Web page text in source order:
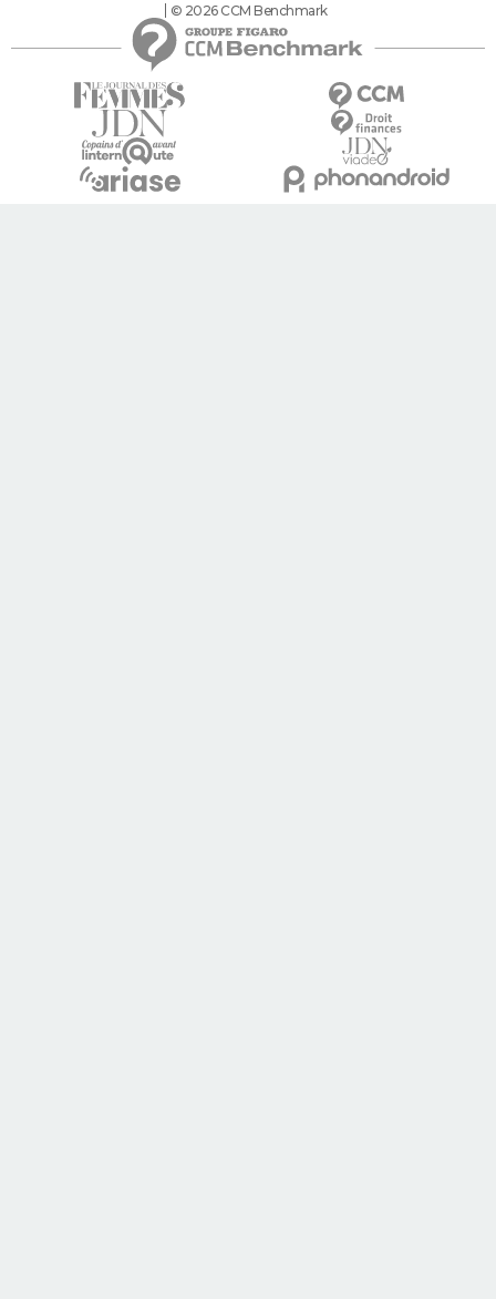
© 2026 CCM Benchmark